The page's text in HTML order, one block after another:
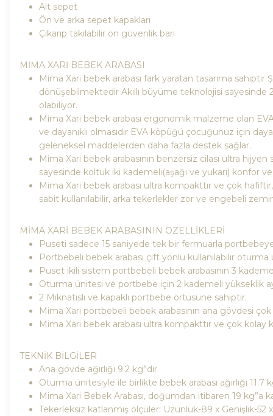
Alt sepet
Ön ve arka sepet kapakları
Çıkarıp takılabilir ön güvenlik barı
MİMA XARİ BEBEK ARABASI
Mima Xari bebek arabası fark yaratan tasarıma sahiptir
dönüşebilmektedir Akıllı büyüme teknolojisi
olabiliyor.
Mima Xari bebek arabası ergonomik malzeme olan
ve dayanıklı olmasıdır EVA köpüğü çocuğunuz için
geleneksel maddelerden daha fazla destek sağlar.
Mima Xari bebek arabasının benzersiz cilası ultra
sayesinde koltuk iki kademeli(aşağı ve yukarı) konfor
Mima Xari bebek arabası ultra kompakttır ve çok
sabit kullanılabilir, arka tekerlekler zor ve engebeli
MİMA XARİ BEBEK ARABASININ ÖZELLİKLERİ
Puseti sadece 15 saniyede tek bir fermuarla
Portbebeli bebek arabası çift yönlü kullanılabilir
Puset ikili sistem portbebeli bebek arabasının 3
Oturma ünitesi ve portbebe için 2 kademeli yükseklik
2 Mıknatıslı ve kapaklı portbebe örtüsüne sahiptir.
Mima Xari portbebeli bebek arabasının ana gövdesi
Mima Xari bebek arabası ultra kompakttır ve çok kolay
TEKNİK BİLGİLER
Ana gövde ağırlığı 9.2 kg”dır
Oturma ünitesiyle ile birlikte bebek arabası ağırlığı 11.7
Mima Xari Bebek Arabası, doğumdan itibaren 19 kg”a
Tekerleksiz katlanmış ölçüler: Uzunluk-89 x Genişlik-52